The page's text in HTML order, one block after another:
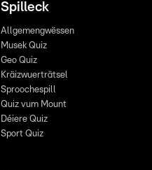
Spilleck
Allgemengwëssen
Musek Quiz
Geo Quiz
Kräizwuerträtsel
Sproochespill
Quiz vum Mount
Déiere Quiz
Sport Quiz